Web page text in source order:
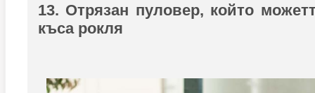
13. Отрязан пуловер, който
къса рокля